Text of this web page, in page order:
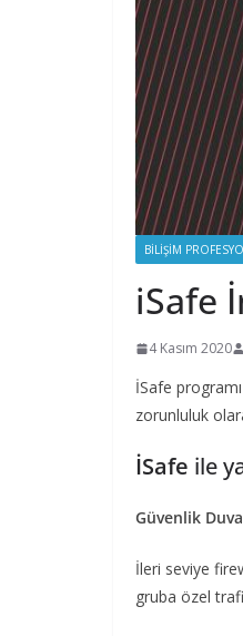
BILIŞIM
iSafe
4 Kasım 2020
İSafe
zorunluluk
İSafe ile
Güvenlik
İleri seviye
gruba özel